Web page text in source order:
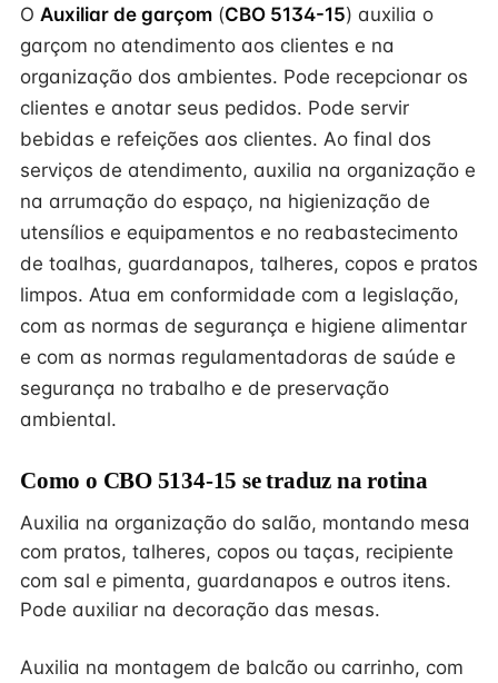
O Auxiliar de garçom (CBO 5134-15) auxilia o
garçom no atendimento aos clientes e na
organização dos ambientes. Pode recepcionar os
clientes e anotar seus pedidos. Pode servir
bebidas e refeições aos clientes. Ao final dos
serviços de atendimento, auxilia na organização e
na arrumação do espaço, na higienização de
utensílios e equipamentos e no reabastecimento
de toalhas, guardanapos, talheres, copos e pratos
limpos. Atua em conformidade com a legislação,
com as normas de segurança e higiene alimentar
e com as normas regulamentadoras de saúde e
segurança no trabalho e de preservação
ambiental.
Como o CBO 5134-15 se traduz na rotina
Auxilia na organização do salão, montando mesa
com pratos, talheres, copos ou taças, recipiente
com sal e pimenta, guardanapos e outros itens.
Pode auxiliar na decoração das mesas.
Auxilia na montagem de balcão ou carrinho, com